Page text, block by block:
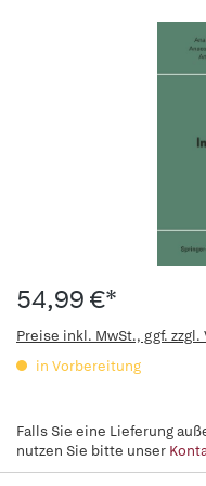
54,99 €*
Preise inkl. MwSt., ggf.
in Vorbereitung
Falls Sie eine Lieferung
nutzen Sie bitte unser